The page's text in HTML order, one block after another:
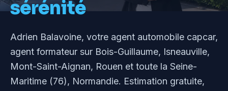
sérénité
Adrien Balavoine, votre agent automobile capcar,
agent formateur sur Bois-Guillaume, Isneauville,
Mont-Saint-Aignan, Rouen et toute la Seine-
Maritime (76), Normandie. Estimation gratuite,